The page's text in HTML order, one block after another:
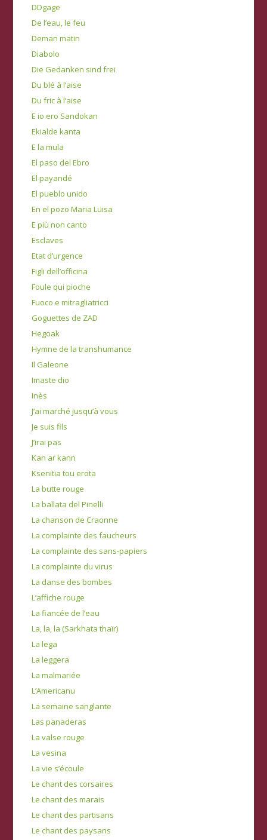
DDgage
De l’eau, le feu
Deman matin
Diabolo
Die Gedanken sind frei
Du blé à l’aise
Du fric à l’aise
E io ero Sandokan
Ekialde kanta
E la mula
El paso del Ebro
El payandé
El pueblo unido
En el pozo Maria Luisa
E più non canto
Esclaves
Etat d’urgence
Figli dell’officina
Foule qui pioche
Fuoco e mitragliatricci
Goguettes de ZAD
Hegoak
Hymne de la transhumance
Il Galeone
Imaste dio
Inès
J’ai marché jusqu’à vous
Je suis fils
J’irai pas
Kan ar kann
Ksenitia tou erota
La butte rouge
La ballata del Pinelli
La chanson de Craonne
La complainte des faucheurs
La complainte des sans-papiers
La complainte du virus
La danse des bombes
L’affiche rouge
La fiancée de l’eau
La, la, la (Sarkhata thaïr)
La lega
La leggera
La malmariée
L’Americanu
La semaine sanglante
Las panaderas
La valse rouge
La vesina
La vie s’écoule
Le chant des corsaires
Le chant des marais
Le chant des partisans
Le chant des paysans